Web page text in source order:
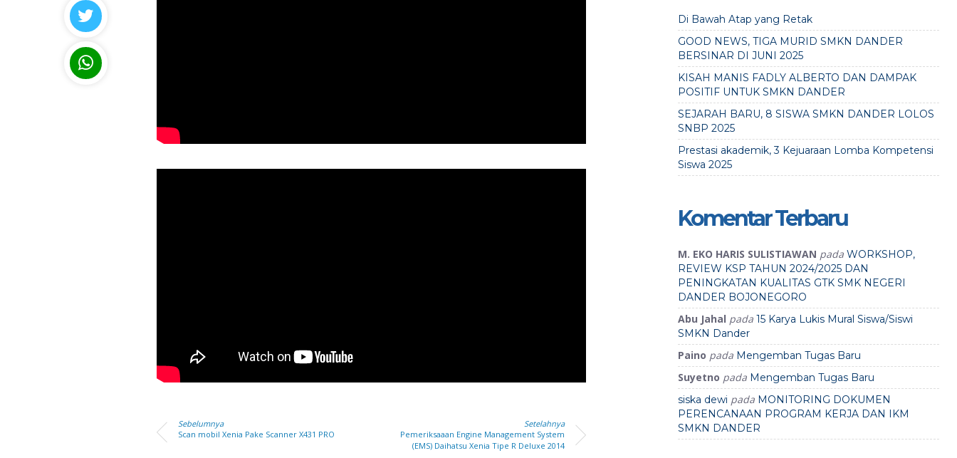
Sebelumnya
Scan mobil Xenia Pake Scanner X431 PRO
Setelahnya
Pemeriksaaan Engine Management System
(EMS) Daihatsu Xenia Tipe R Deluxe 2014
Di Bawah Atap yang Retak
GOOD NEWS, TIGA MURID SMKN DANDER
BERSINAR DI JUNI 2025
KISAH MANIS FADLY ALBERTO DAN DAMPAK
POSITIF UNTUK SMKN DANDER
SEJARAH BARU, 8 SISWA SMKN DANDER LOLOS
SNBP 2025
Prestasi akademik, 3 Kejuaraan Lomba Kompetensi
Siswa 2025
Komentar Terbaru
M. EKO HARIS SULISTIAWAN pada WORKSHOP,
REVIEW KSP TAHUN 2024/2025 DAN
PENINGKATAN KUALITAS GTK SMK NEGERI
DANDER BOJONEGORO
Abu Jahal pada 15 Karya Lukis Mural Siswa/Siswi
SMKN Dander
Paino pada Mengemban Tugas Baru
Suyetno pada Mengemban Tugas Baru
siska dewi pada MONITORING DOKUMEN
PERENCANAAN PROGRAM KERJA DAN IKM
SMKN DANDER